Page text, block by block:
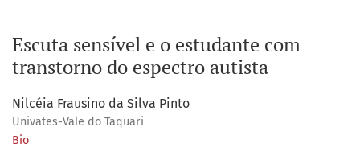
Escuta sensível e o estudante com
transtorno do espectro autista
Nilcéia Frausino da Silva Pinto
Univates-Vale do Taquari
Bio